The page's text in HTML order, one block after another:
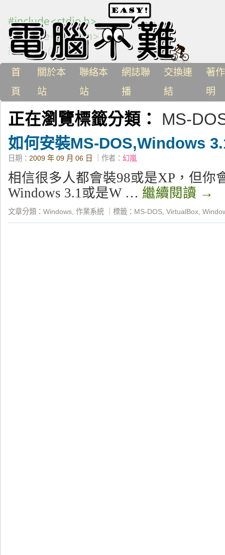
首
頁
關於本
站
聯絡本
站
網誌聯
播
交換連
結
著
明
正在瀏覽標籤分類： MS-
如何安裝MS-DOS,Windows
日期： 2009 年 09 月 06 日 ｜作者： 幻嵐
相信很多人都會裝98或是XP，但你
Windows 3.1或是W … 繼續閱讀 →
文章分類： Windows 作業系統 標籤： MS-DOS VirtualBox